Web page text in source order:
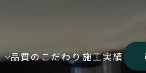
品質のこだわり施工実績